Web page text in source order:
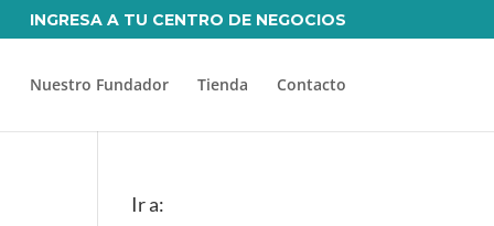
INGRESA A TU CENTRO DE NEGOCIOS
Nuestro Fundador Tienda Contacto
Ir a: